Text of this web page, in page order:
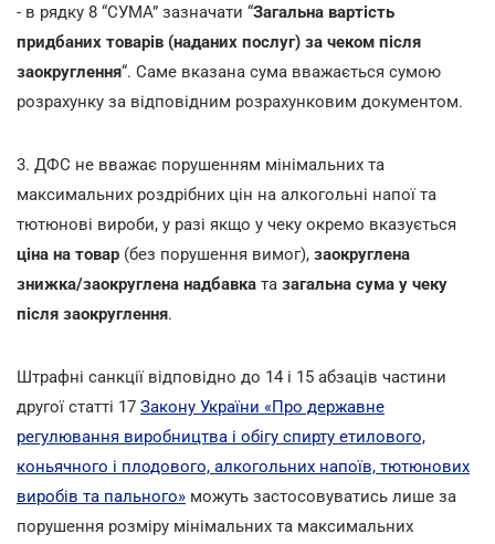
- в рядку 8 “СУМА” зазначати “Загальна вартість
придбаних товарів (наданих послуг) за чеком після
заокруглення“. Саме вказана сума вважається сумою
розрахунку за відповідним розрахунковим документом.
3. ДФС не вважає порушенням мінімальних та
максимальних роздрібних цін на алкогольні напої та
тютюнові вироби, у разі якщо у чеку окремо вказується
ціна на товар (без порушення вимог), заокруглена
знижка/заокруглена надбавка та загальна сума у чеку
після заокруглення.
Штрафні санкції відповідно до 14 і 15 абзаців частини
другої статті 17 Закону України «Про державне
регулювання виробництва і обігу спирту етилового,
коньячного і плодового, алкогольних напоїв, тютюнових
виробів та пального» можуть застосовуватись лише за
порушення розміру мінімальних та максимальних